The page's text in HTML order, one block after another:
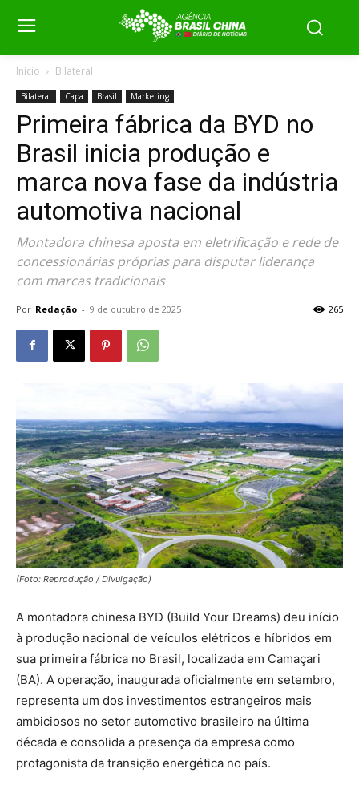
Início Bilateral
Bilateral Capa Brasil Marketing
Primeira fábrica da BYD no
Brasil inicia produção e
marca nova fase da indústria
automotiva nacional
Montadora chinesa aposta em eletrificação e rede de
concessionárias próprias para disputar liderança
com marcas tradicionais
Por Redação - 9 de outubro de 2025 265
(Foto: Reprodução / Divulgação)
A montadora chinesa BYD (Build Your Dreams) deu início
à produção nacional de veículos elétricos e híbridos em
sua primeira fábrica no Brasil, localizada em Camaçari
(BA). A operação, inaugurada oficialmente em setembro,
representa um dos investimentos estrangeiros mais
ambiciosos no setor automotivo brasileiro na última
década e consolida a presença da empresa como
protagonista da transição energética no país.